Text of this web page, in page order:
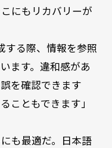
にもリカバリーが
する際、情報を参照
ます。違和感があ
を確認できます
こともできます」
も最適だ。日本語